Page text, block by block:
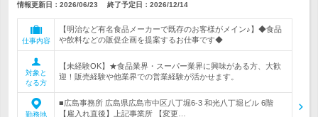
情報更新日：2026/06/23 終了予定日： 2026/12/14
仕事内容
【明治など有名食品メーカーで既存のお客様がメイン♪】◆食品
や飲料などの販促企画を提案するお仕事です◆
対象と
なる方
【未経験OK】★食品業界・スーパー業界に興味がある方、大歓
迎！販売経験や他業界での営業経験が活かせます。
勤務地
■広島事務所 広島県広島市中区八丁堀6-3 和光八丁堀ビル 6階
【雇入れ直後】上記事業所 【変更…